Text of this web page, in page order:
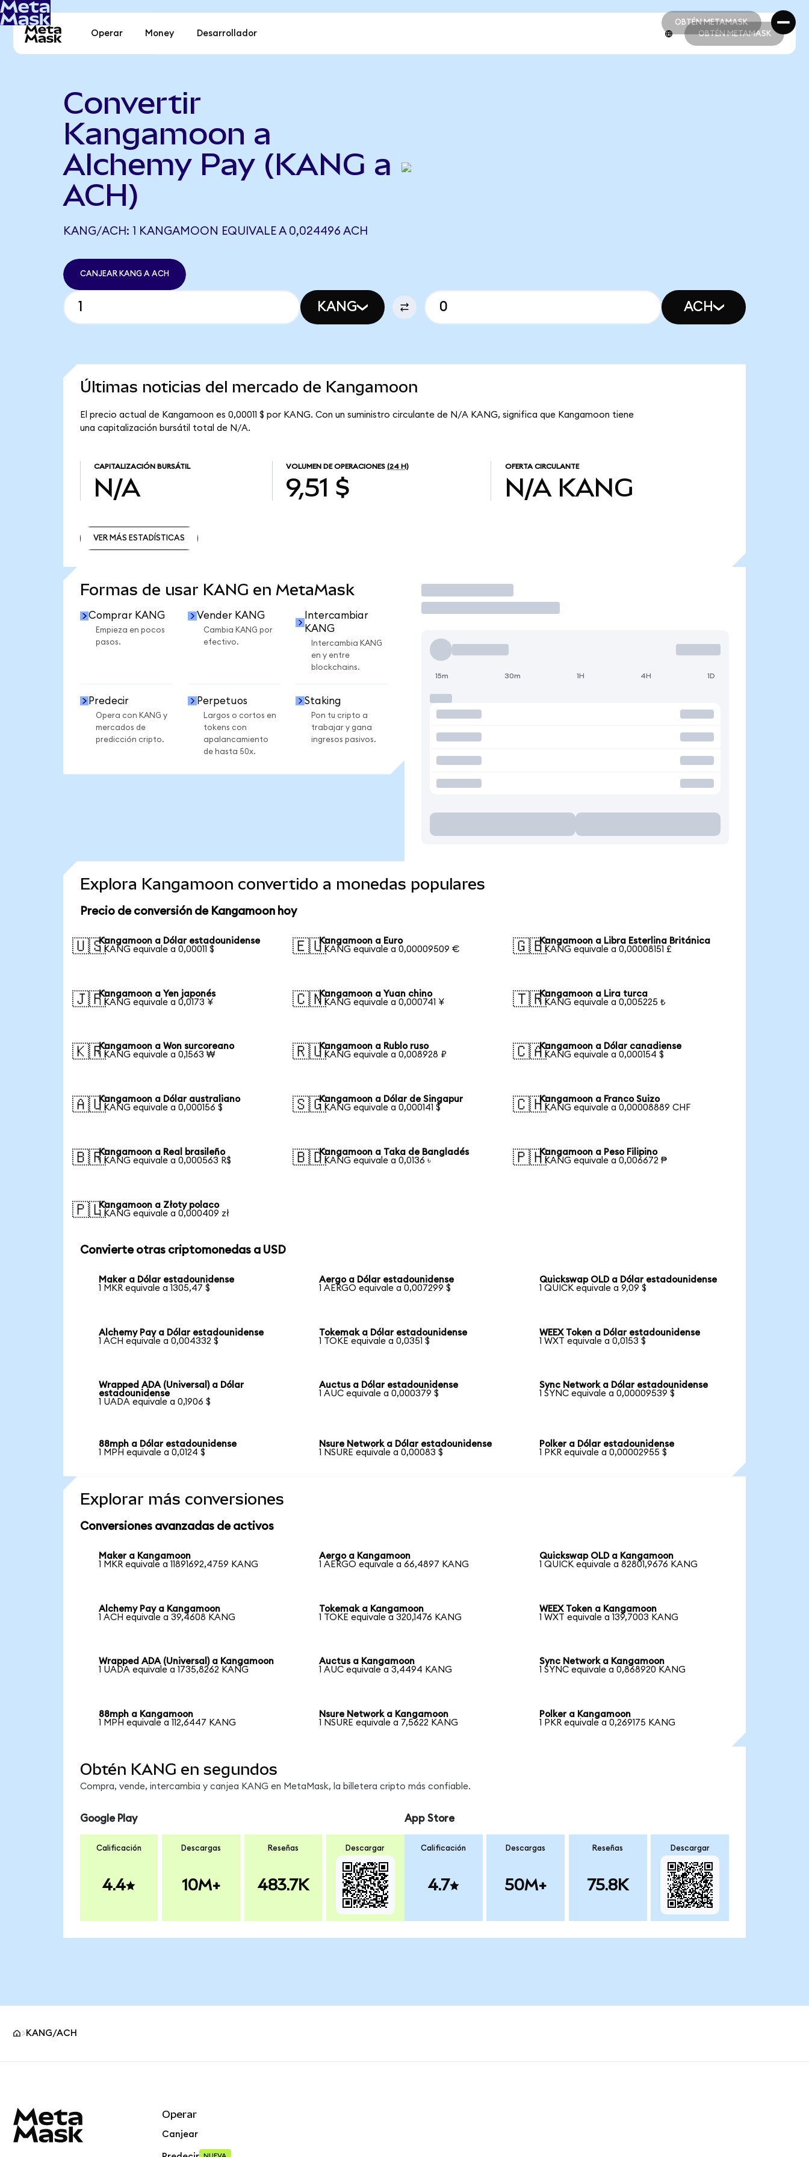
OBTÉN METAMASK
OBTÉN METAMASK
Operar Money Desarrollador OBTÉN METAMASK
Convertir
Kangamoon a
Alchemy Pay (KANG a
ACH)
KANG/ACH: 1 KANGAMOON EQUIVALE A 0,024496 ACH
CANJEAR KANG A ACH
KANG ACH
Últimas noticias del mercado de Kangamoon
El precio actual de Kangamoon es 0,00011 $ por KANG. Con un suministro circulante de N/A KANG, significa que Kangamoon tiene
una capitalización bursátil total de N/A.
CAPITALIZACIÓN BURSÁTIL
N/A
VOLUMEN DE OPERACIONES (24 H)
9,51 $
OFERTA CIRCULANTE
N/A KANG
VER MÁS ESTADÍSTICAS
Formas de usar KANG en MetaMask
Comprar KANG
Empieza en pocos
pasos.
Vender KANG
Cambia KANG por
efectivo.
Intercambiar
KANG
Intercambia KANG
en y entre
blockchains.
Predecir
Opera con KANG y
mercados de
predicción cripto.
Perpetuos
Largos o cortos en
tokens con
apalancamiento
de hasta 50x.
Staking
Pon tu cripto a
trabajar y gana
ingresos pasivos.
Operar
15m 30m 1H 4H 1D
Explora Kangamoon convertido a monedas populares
Precio de conversión de Kangamoon hoy
🇺🇸Kangamoon a Dólar estadounidense
1 KANG equivale a 0,00011 $
🇪🇺Kangamoon a Euro
1 KANG equivale a 0,00009509 €
🇬🇧Kangamoon a Libra Esterlina Británica
1 KANG equivale a 0,00008151 £
🇯🇵Kangamoon a Yen japonés
1 KANG equivale a 0,0173 ¥
🇨🇳Kangamoon a Yuan chino
1 KANG equivale a 0,000741 ¥
🇹🇷Kangamoon a Lira turca
1 KANG equivale a 0,005225 ₺
🇰🇷Kangamoon a Won surcoreano
1 KANG equivale a 0,1563 ₩
🇷🇺Kangamoon a Rublo ruso
1 KANG equivale a 0,008928 ₽
🇨🇦Kangamoon a Dólar canadiense
1 KANG equivale a 0,000154 $
🇦🇺Kangamoon a Dólar australiano
1 KANG equivale a 0,000156 $
🇸🇬Kangamoon a Dólar de Singapur
1 KANG equivale a 0,000141 $
🇨🇭Kangamoon a Franco Suizo
1 KANG equivale a 0,00008889 CHF
🇧🇷Kangamoon a Real brasileño
1 KANG equivale a 0,000563 R$
🇧🇩Kangamoon a Taka de Bangladés
1 KANG equivale a 0,0136 ৳
🇵🇭Kangamoon a Peso Filipino
1 KANG equivale a 0,006672 ₱
🇵🇱Kangamoon a Złoty polaco
1 KANG equivale a 0,000409 zł
Convierte otras criptomonedas a USD
Maker a Dólar estadounidense
1 MKR equivale a 1305,47 $
Aergo a Dólar estadounidense
1 AERGO equivale a 0,007299 $
Quickswap OLD a Dólar estadounidense
1 QUICK equivale a 9,09 $
Alchemy Pay a Dólar estadounidense
1 ACH equivale a 0,004332 $
Tokemak a Dólar estadounidense
1 TOKE equivale a 0,0351 $
WEEX Token a Dólar estadounidense
1 WXT equivale a 0,0153 $
Wrapped ADA (Universal) a Dólar
estadounidense
1 UADA equivale a 0,1906 $
Auctus a Dólar estadounidense
1 AUC equivale a 0,000379 $
Sync Network a Dólar estadounidense
1 SYNC equivale a 0,00009539 $
88mph a Dólar estadounidense
1 MPH equivale a 0,0124 $
Nsure Network a Dólar estadounidense
1 NSURE equivale a 0,00083 $
Polker a Dólar estadounidense
1 PKR equivale a 0,00002955 $
Explorar más conversiones
Conversiones avanzadas de activos
Maker a Kangamoon
1 MKR equivale a 11891692,4759 KANG
Aergo a Kangamoon
1 AERGO equivale a 66,4897 KANG
Quickswap OLD a Kangamoon
1 QUICK equivale a 82801,9676 KANG
Alchemy Pay a Kangamoon
1 ACH equivale a 39,4608 KANG
Tokemak a Kangamoon
1 TOKE equivale a 320,1476 KANG
WEEX Token a Kangamoon
1 WXT equivale a 139,7003 KANG
Wrapped ADA (Universal) a Kangamoon
1 UADA equivale a 1735,8262 KANG
Auctus a Kangamoon
1 AUC equivale a 3,4494 KANG
Sync Network a Kangamoon
1 SYNC equivale a 0,868920 KANG
88mph a Kangamoon
1 MPH equivale a 112,6447 KANG
Nsure Network a Kangamoon
1 NSURE equivale a 7,5622 KANG
Polker a Kangamoon
1 PKR equivale a 0,269175 KANG
Obtén KANG en segundos
Compra, vende, intercambia y canjea KANG en MetaMask, la billetera cripto más confiable.
Google Play
Calificación
4.4
Descargas
10M+
Reseñas
483.7K
Descargar
App Store
Calificación
4.7
Descargas
50M+
Reseñas
75.8K
Descargar
KANG/ACH
Operar
Canjear